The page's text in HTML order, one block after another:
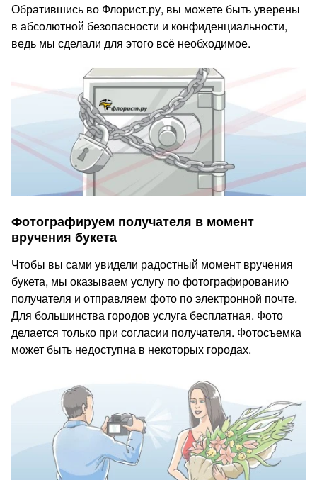
Обратившись во Флорист.ру, вы можете быть уверены
в абсолютной безопасности и конфиденциальности,
ведь мы сделали для этого всё необходимое.
Фотографируем получателя в момент
вручения букета
Чтобы вы сами увидели радостный момент вручения
букета, мы оказываем услугу по фотографированию
получателя и отправляем фото по электронной почте.
Для большинства городов услуга бесплатная. Фото
делается только при согласии получателя. Фотосъемка
может быть недоступна в некоторых городах.